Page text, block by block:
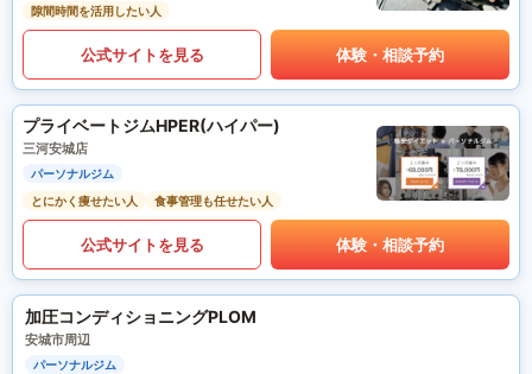
隙間時間を活用したい人
公式サイトを見る 体験・相談予約
プライベートジムHPER(ハイパー)
三河安城店
パーソナルジム
とにかく痩せたい人
食事管理も任せたい人
公式サイトを見る 体験・相談予約
加圧コンディショニングPLOM
安城市周辺
パーソナルジム